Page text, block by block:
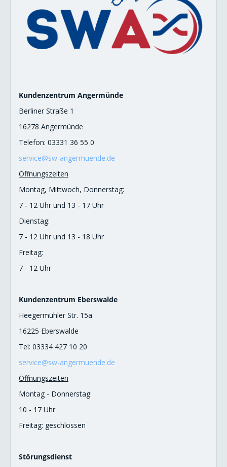
Kundenzentrum Angermünde
Berliner Straße 1
16278 Angermünde
Telefon: 03331 36 55 0
service@sw-angermuende.de
Öffnungszeiten
Montag, Mittwoch, Donnerstag:
7 - 12 Uhr und 13 - 17 Uhr
Dienstag:
7 - 12 Uhr und 13 - 18 Uhr
Freitag:
7 - 12 Uhr
Kundenzentrum Eberswalde
Heegermühler Str. 15a
16225 Eberswalde
Tel: 03334 427 10 20
service@sw-angermuende.de
Öffnungszeiten
Montag - Donnerstag:
10 - 17 Uhr
Freitag: geschlossen
Störungsdienst